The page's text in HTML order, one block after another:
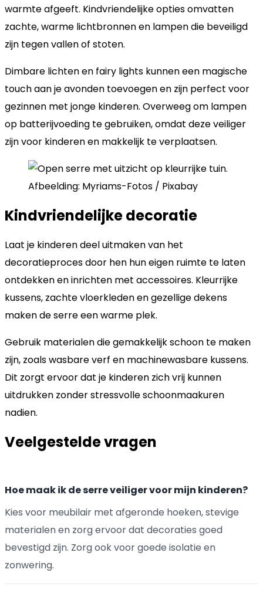
warmte afgeeft. Kindvriendelijke opties omvatten
zachte, warme lichtbronnen en lampen die beveiligd
zijn tegen vallen of stoten.
Dimbare lichten en fairy lights kunnen een magische
touch aan je avonden toevoegen en zijn perfect voor
gezinnen met jonge kinderen. Overweeg om lampen
op batterijvoeding te gebruiken, omdat deze veiliger
zijn voor kinderen en makkelijk te verplaatsen.
Afbeelding: Myriams-Fotos / Pixabay
Kindvriendelijke decoratie
Laat je kinderen deel uitmaken van het
decoratieproces door hen hun eigen ruimte te laten
ontdekken en inrichten met accessoires. Kleurrijke
kussens, zachte vloerkleden en gezellige dekens
maken de serre een warme plek.
Gebruik materialen die gemakkelijk schoon te maken
zijn, zoals wasbare verf en machinewasbare kussens.
Dit zorgt ervoor dat je kinderen zich vrij kunnen
uitdrukken zonder stressvolle schoonmaakuren
nadien.
Veelgestelde vragen
Hoe maak ik de serre veiliger voor mijn kinderen?
Kies voor meubilair met afgeronde hoeken, stevige
materialen en zorg ervoor dat decoraties goed
bevestigd zijn. Zorg ook voor goede isolatie en
zonwering.